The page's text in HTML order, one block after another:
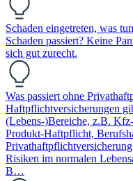
Schaden eingetreten, was
Schaden passiert? Keine
sich gut zurecht.
Was passiert ohne
Haftpflichtversicherungen
(Lebens-)Bereiche, z.B.
Produkt-Haftpflicht,
Risiken im normalen
B…